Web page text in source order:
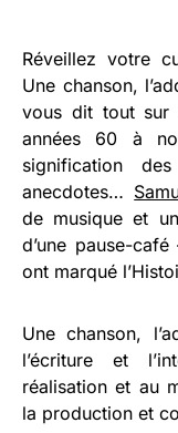
Réveillez votre
Une chanson,
vous dit tout sur
années 60 à
signification
anecdotes…
de musique et
d’une pause-
ont marqué
Une chanson,
l’écriture et
réalisation et au
la production et